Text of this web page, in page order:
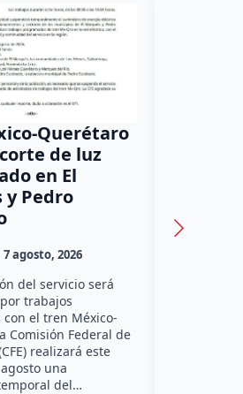
Querétaro
de luz
en El
y Pedro
7 agosto, 2026
del servicio será
trabajos
con el tren México-
Comisión Federal de
realizará este
una
del…
Habitantes